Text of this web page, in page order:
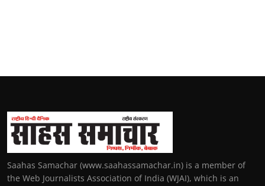
Saahas Samachar (www.saahassamachar.in) is a member of
the Web Journalists Association of India (WJAI), which is an